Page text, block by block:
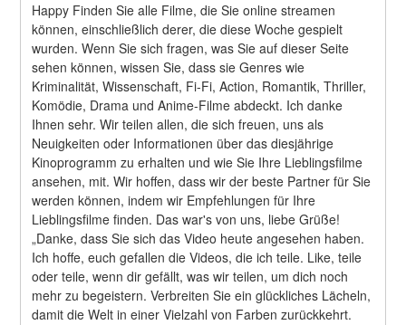
Happy Finden Sie alle Filme, die Sie online streamen
können, einschließlich derer, die diese Woche gespielt
wurden. Wenn Sie sich fragen, was Sie auf dieser Seite
sehen können, wissen Sie, dass sie Genres wie
Kriminalität, Wissenschaft, Fi-Fi, Action, Romantik, Thriller,
Komödie, Drama und Anime-Filme abdeckt. Ich danke
Ihnen sehr. Wir teilen allen, die sich freuen, uns als
Neuigkeiten oder Informationen über das diesjährige
Kinoprogramm zu erhalten und wie Sie Ihre Lieblingsfilme
ansehen, mit. Wir hoffen, dass wir der beste Partner für Sie
werden können, indem wir Empfehlungen für Ihre
Lieblingsfilme finden. Das war's von uns, liebe Grüße!
„Danke, dass Sie sich das Video heute angesehen haben.
Ich hoffe, euch gefallen die Videos, die ich teile. Like, teile
oder teile, wenn dir gefällt, was wir teilen, um dich noch
mehr zu begeistern. Verbreiten Sie ein glückliches Lächeln,
damit die Welt in einer Vielzahl von Farben zurückkehrt.